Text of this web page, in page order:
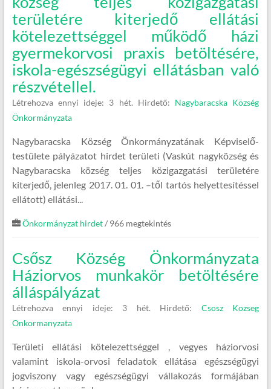
területére kiterjedő ellátási
kötelezettséggel működő házi
gyermekorvosi praxis betöltésére,
iskola-egészségügyi ellátásban való
részvétellel.
Létrehozva ennyi ideje: 3 hét. Hirdető: Nagybaracska Község
Önkormányzata
Nagybaracska Község Önkormányzatának Képviselő-
testülete pályázatot hirdet területi (Vaskút nagyközség és
Nagybaracska község teljes közigazgatási területére
kiterjedő, jelenleg 2017. 01. 01. –től tartós helyettesítéssel
ellátott) ellátási...
Önkormányzat hirdet/ 966 megtekintés
Csősz Község Önkormányzata
Háziorvos munkakör betöltésére
álláspályázat
Létrehozva ennyi ideje: 3 hét. Hirdető: Csosz Kozseg
Onkormanyzata
Területi ellátási kötelezettséggel , vegyes háziorvosi
valamint iskola-orvosi feladatok ellátása egészségügyi
jogviszony vagy egészségügyi vállakozás formájában